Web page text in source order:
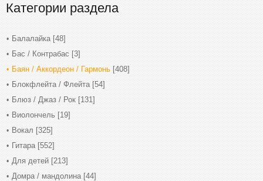
Категории раздела
Балалайка [48]
Бас / Контрабас [3]
Баян / Аккордеон / Гармонь [408]
Блокфлейта / Флейта [54]
Блюз / Джаз / Рок [131]
Виолончель [19]
Вокал [325]
Гитара [552]
Для детей [213]
Домра / мандолина [44]